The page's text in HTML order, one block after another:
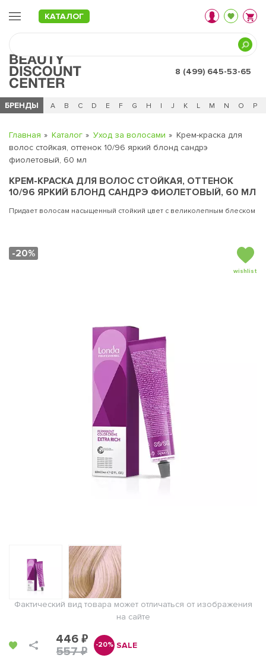
КАТАЛОГ
8 (499) 645-53-65
БРЕНДЫ
Ч 0 - 9 A B C D E F G H I J K L M N O P
Главная Каталог Уход за волосами
Крем-краска для
волос стойкая, оттенок 10/96 яркий блонд сандрэ
фиолетовый, 60 мл
КРЕМ-КРАСКА ДЛЯ ВОЛОС СТОЙКАЯ, ОТТЕНОК
10/96 ЯРКИЙ БЛОНД САНДРЭ ФИОЛЕТОВЫЙ, 60 МЛ
Придает волосам насыщенный стойкий цвет с великолепным блеском
-20%
wishlist
Фактический вид товара может отличаться от изображения
на сайте
446 ₽
557 ₽
-20% SALE